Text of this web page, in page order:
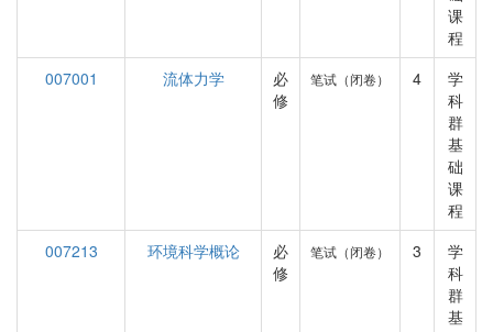
课
程
007001
流体力学
必
修
笔试（闭卷） 4
学
科
群
基
础
课
程
007213
环境科学概论
必
修
笔试（闭卷） 3
学
科
群
基